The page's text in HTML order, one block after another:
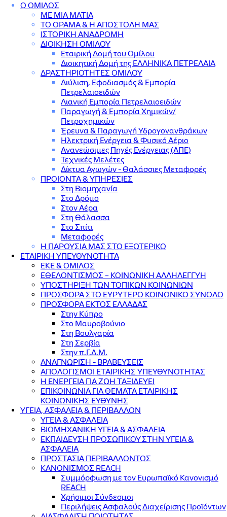
Ο ΟΜΙΛΟΣ
ΜΕ ΜΙΑ ΜΑΤΙΑ
ΤΟ ΟΡΑΜΑ & Η ΑΠΟΣΤΟΛΗ ΜΑΣ
ΙΣΤΟΡΙΚΗ ΑΝΑΔΡΟΜΗ
ΔΙΟΙΚΗΣΗ ΟΜΙΛΟΥ
Εταιρική Δομή του Ομίλου
Διοικητική Δομή της ΕΛΛΗΝΙΚΑ ΠΕΤΡΕΛΑΙΑ
ΔΡΑΣΤΗΡΙΟΤΗΤΕΣ ΟΜΙΛΟΥ
Διύλιση, Εφοδιασμός & Εμπορία
Πετρελαιοειδών
Λιανική Εμπορία Πετρελαιοειδών
Παραγωγή & Εμπορία Χημικών/
Πετροχημικών
Έρευνα & Παραγωγή Υδρογονανθράκων
Ηλεκτρική Ενέργεια & Φυσικό Αέριο
Ανανεώσιμες Πηγές Ενέργειας (ΑΠΕ)
Τεχνικές Μελέτες
Δίκτυα Αγωγών - Θαλάσσιες Μεταφορές
ΠΡΟΙΟΝΤΑ & YΠΗΡΕΣΙΕΣ
Στη Βιομηχανία
Στο Δρόμο
Στον Αέρα
Στη Θάλασσα
Στο Σπίτι
Μεταφορές
Η ΠΑΡΟΥΣΙΑ ΜΑΣ ΣΤΟ ΕΞΩΤΕΡΙΚΟ
ΕΤΑΙΡΙΚΗ ΥΠΕΥΘΥΝΟΤΗΤΑ
ΕΚΕ & ΟΜΙΛΟΣ
ΕΘΕΛΟΝΤΙΣΜΟΣ – ΚΟΙΝΩΝΙΚΗ ΑΛΛΗΛΕΓΓΥΗ
ΥΠΟΣΤΗΡΙΞΗ ΤΩΝ ΤΟΠΙΚΩΝ ΚΟΙΝΩΝΙΩΝ
ΠΡΟΣΦΟΡΑ ΣΤΟ ΕΥΡΥΤΕΡΟ ΚΟΙΝΩΝΙΚΟ ΣΥΝΟΛΟ
ΠΡΟΣΦΟΡΑ ΕΚΤΟΣ ΕΛΛΑΔΑΣ
Στην Κύπρο
Στο Μαυροβούνιο
Στη Βουλγαρία
Στη Σερβία
Στην π.Γ.Δ.Μ.
ΑΝΑΓΝΩΡΙΣΗ - ΒΡΑΒΕΥΣΕΙΣ
ΑΠΟΛΟΓΙΣΜΟΙ ΕΤΑΙΡΙΚΗΣ ΥΠΕΥΘΥΝΟΤΗΤΑΣ
Η ΕΝΕΡΓΕΙΑ ΓΙΑ ΖΩΗ ΤΑΞΙΔΕΥΕΙ
ΕΠΙΚΟΙΝΩΝΙΑ ΓΙΑ ΘΕΜΑΤΑ ΕΤΑΙΡΙΚΗΣ
ΚΟΙΝΩΝΙΚΗΣ ΕΥΘΥΝΗΣ
ΥΓΕΙΑ, ΑΣΦΑΛΕΙΑ & ΠΕΡΙΒΑΛΛΟΝ
ΥΓΕΙΑ & ΑΣΦΑΛΕΙΑ
ΒΙΟΜΗΧΑΝΙΚΗ ΥΓΕΙΑ & ΑΣΦΑΛΕΙΑ
ΕΚΠΑΙΔΕΥΣΗ ΠΡΟΣΩΠΙΚΟΥ ΣΤΗΝ ΥΓΕΙΑ &
ΑΣΦΑΛΕΙΑ
ΠΡΟΣΤΑΣΙΑ ΠΕΡΙΒΑΛΛΟΝΤΟΣ
ΚΑΝΟΝΙΣΜΟΣ REACH
Συμμόρφωση με τον Ευρωπαϊκό Κανονισμό
REACH
Χρήσιμοι Σύνδεσμοι
Περιλήψεις Ασφαλούς Διαχείρισης Προϊόντων